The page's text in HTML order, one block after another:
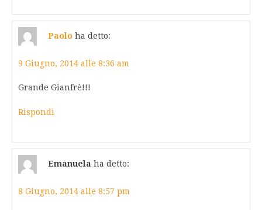
Paolo ha detto:
9 Giugno, 2014 alle 8:36 am
Grande Gianfrè!!!
Rispondi
Emanuela ha detto:
8 Giugno, 2014 alle 8:57 pm